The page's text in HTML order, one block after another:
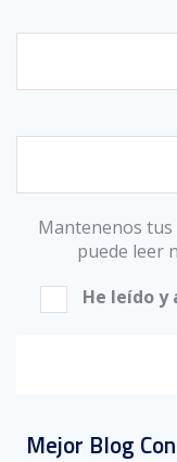
Mantenenos tus
puede leer
He leído y
Mejor Blog